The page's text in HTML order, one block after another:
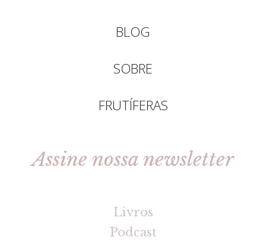
BLOG
SOBRE
FRUTÍFERAS
Assine nossa newsletter
Livros
Podcast